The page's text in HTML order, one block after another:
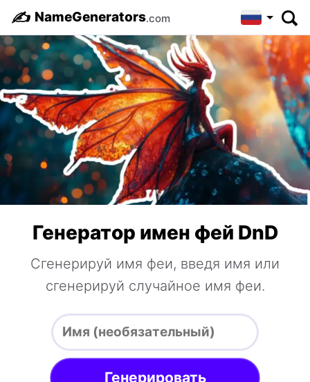
✍️ NameGenerators.com
Генератор имен фей DnD
Сгенерируй имя феи, введя имя или
сгенерируй случайное имя феи.
Генерировать